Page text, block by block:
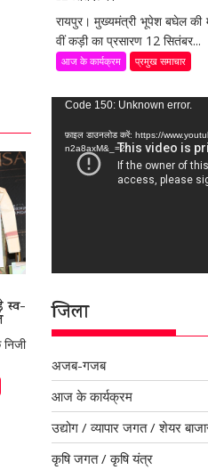
स्व-
रायपुर। मुख्यमंत्री भूपेश बघेल की
वीं कड़ी का प्रसारण 12 सितंबर...
आज के कार्यक्रम प्रमुख समाचार
वीडियो
प्लेयर
Code 150: Unknown error.
फ़ाइल डाउनलोड करें: https://
n2a8axM&_=2
जिला
अजब-गजब
आज के कार्यक्रम
उद्योग / व्यापार जगत / शेयर
कृषि जगत / कृषि यंत्र